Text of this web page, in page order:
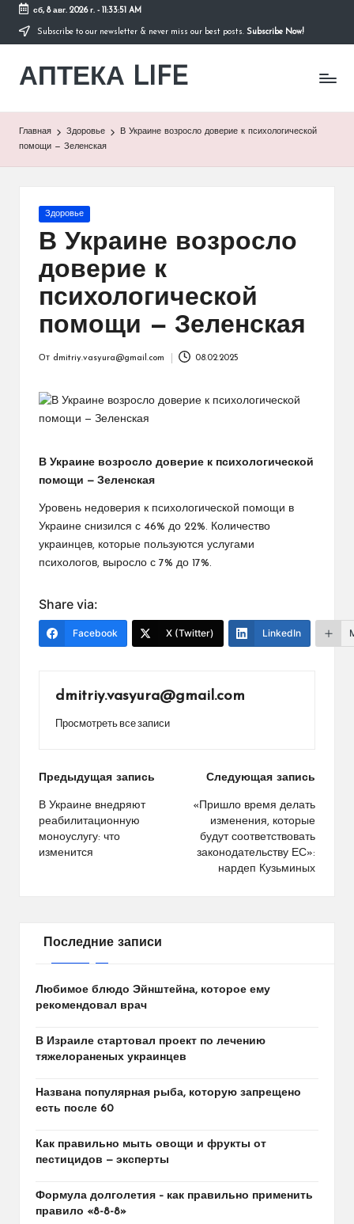
Перейти
содержимому
сб, 8 авг. 2026 г.- 11:33:51 AM
Subscribe to our newsletter & never miss our best posts. Subscribe Now!
АПТЕКА LIFE
сайт
Главная Здоровье
В Украине возросло доверие к психологической
помощи — Зеленская
Опубликовано
Здоровье
В Украине возросло
доверие к
психологической
помощи — Зеленская
От dmitriy.vasyura@gmail.com 08.02.2025
В Украине возросло доверие к психологической
помощи — Зеленская
Уровень недоверия к психологической помощи в
Украине снизился с 46% до 22%. Количество
украинцев, которые пользуются услугами
психологов, выросло с 7% до 17%.
Share via:
Facebook X (Twitter) LinkedIn
dmitriy.vasyura@gmail.com
Просмотреть все записи
Навигация
по
записям
Предыдущая запись
В Украине внедряют
реабилитационную
моноуслугу: что
изменится
Следующая запись
«Пришло время делать
изменения, которые
будут соответствовать
законодательству ЕС»:
нардеп Кузьминых
Последние записи
Любимое блюдо Эйнштейна, которое ему
рекомендовал врач
В Израиле стартовал проект по лечению
тяжелораненых украинцев
Названа популярная рыба, которую запрещено
есть после 60
Как правильно мыть овощи и фрукты от
пестицидов — эксперты
Формула долголетия – как правильно применить
правило «8-8-8»